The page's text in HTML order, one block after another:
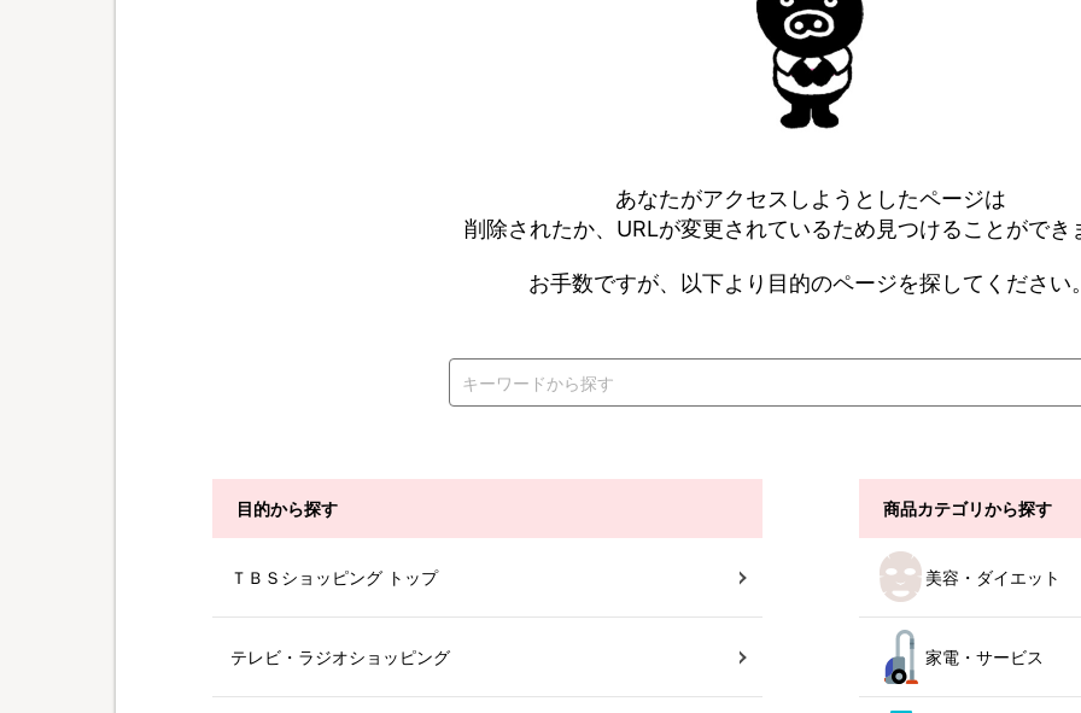
あなたがアクセスしようとしたページは
削除されたか、URLが変更されているため見つけることができ
お手数ですが、以下より目的のページを探してください
目的から探す
ＴＢＳショッピング トップ
テレビ・ラジオショッピング
商品カテゴリから探す
美容・ダイエット
家電・サービス